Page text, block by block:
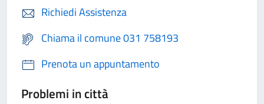
Richiedi Assistenza
Chiama il comune 031 758193
Prenota un appuntamento
Problemi in città